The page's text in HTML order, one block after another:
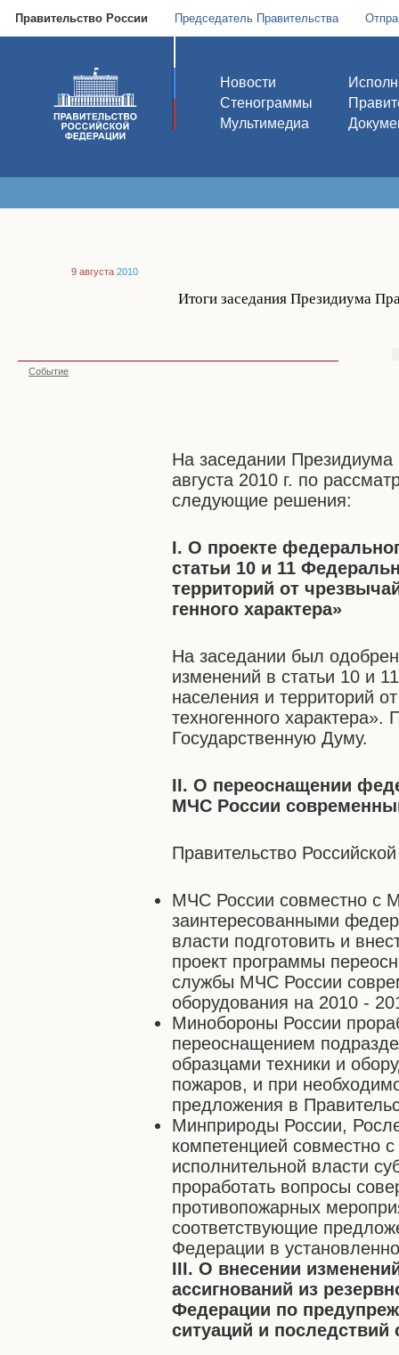
Правительство России Председатель Правительства
Новости
Стенограммы
Мультимедиа
9 августа 2010
Итоги заседания Президиума
Событие
На заседании Президиума
августа 2010 г. по
следующие решения:
I. О проекте
статьи 10 и 11
территорий от
генного характера»
На заседании был
изменений в статьи 10 и
населения и территорий
техногенного
Государственную Думу.
II. О переоснащении
МЧС России
Правительство
МЧС России совместно с
заинтересованными
власти подготовить и
проект программы
службы МЧС России
оборудования на 2010 -
Минобороны России
переоснащением
образцами техники и
пожаров, и при
предложения в
Минприроды России,
компетенцией совместно
исполнительной власти
проработать вопросы
противопожарных
соответствующие
Федерации в
III. О внесении
ассигнований из
Федерации по
ситуаций и